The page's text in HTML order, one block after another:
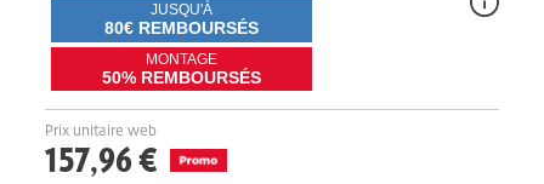
JUSQU'À
80€ REMBOURSÉS
MONTAGE
50% REMBOURSÉS
Prix unitaire web
157,96 €